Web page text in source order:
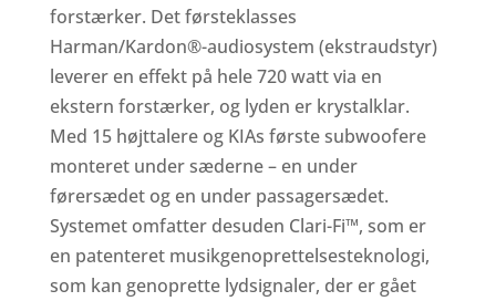
forstærker. Det førsteklasses
Harman/Kardon®-audiosystem (ekstraudstyr)
leverer en effekt på hele 720 watt via en
ekstern forstærker, og lyden er krystalklar.
Med 15 højttalere og KIAs første subwoofere
monteret under sæderne – en under
førersædet og en under passagersædet.
Systemet omfatter desuden Clari-Fi™, som er
en patenteret musikgenoprettelsesteknologi,
som kan genoprette lydsignaler, der er gået